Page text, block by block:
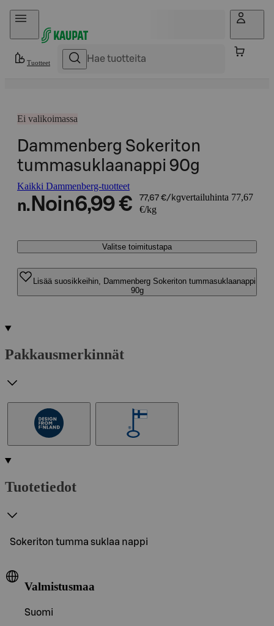
Hyppää sisältöön
Tuotteet
Ei valikoimassa
Dammenberg Sokeriton
tummasuklaanappi 90g
Kaikki Dammenberg-tuotteet
n. Noin6,99 € 77,67 €/kgvertailuhinta 77,67
€/kg
Valitse toimitustapa
Lisää suosikkeihin, Dammenberg Sokeriton tummasuklaanappi
90g
Pakkausmerkinnät
Tuotetiedot
Sokeriton tumma suklaa nappi
Valmistusmaa
Suomi